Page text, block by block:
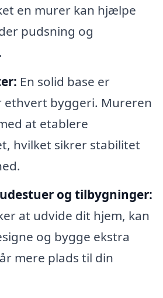
en murer kan hjælpe
pudsning og
En solid base er
ethvert byggeri. Mureren
at etablere
hvilket sikrer stabilitet
og tilbygninger:
at udvide dit hjem, kan
og bygge ekstra
mere plads til din